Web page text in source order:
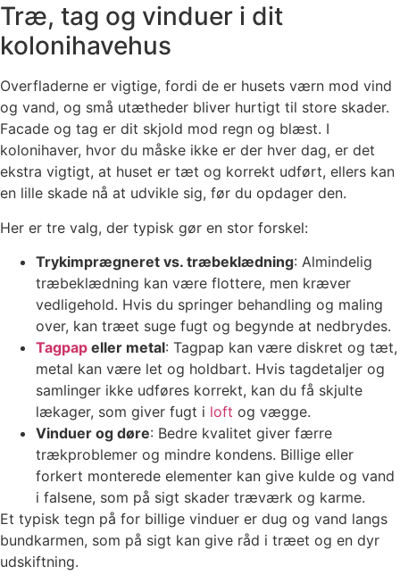
Træ, tag og vinduer i dit
kolonihavehus
Overfladerne er vigtige, fordi de er husets værn mod vind
og vand, og små utætheder bliver hurtigt til store skader.
Facade og tag er dit skjold mod regn og blæst. I
kolonihaver, hvor du måske ikke er der hver dag, er det
ekstra vigtigt, at huset er tæt og korrekt udført, ellers kan
en lille skade nå at udvikle sig, før du opdager den.
Her er tre valg, der typisk gør en stor forskel:
Trykimprægneret vs. træbeklædning: Almindelig
træbeklædning kan være flottere, men kræver
vedligehold. Hvis du springer behandling og maling
over, kan træet suge fugt og begynde at nedbrydes.
Tagpap eller metal: Tagpap kan være diskret og tæt,
metal kan være let og holdbart. Hvis tagdetaljer og
samlinger ikke udføres korrekt, kan du få skjulte
lækager, som giver fugt i loft og vægge.
Vinduer og døre: Bedre kvalitet giver færre
trækproblemer og mindre kondens. Billige eller
forkert monterede elementer kan give kulde og vand
i falsene, som på sigt skader træværk og karme.
Et typisk tegn på for billige vinduer er dug og vand langs
bundkarmen, som på sigt kan give råd i træet og en dyr
udskiftning.